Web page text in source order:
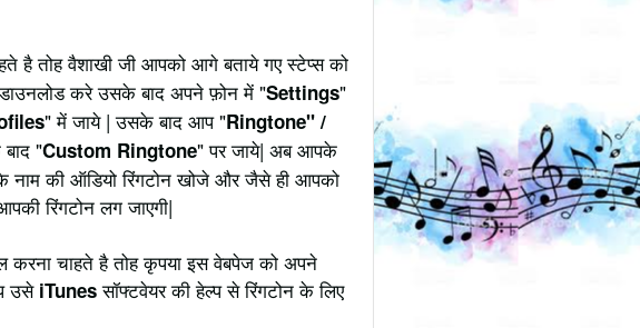
है तोह वैशाखी जी आपको आगे बताये गए स्टेप्स को
करे उसके बाद अपने फ़ोन में "Settings"
" में जाये | उसके बाद आप "Ringtone" /
"Custom Ringtone" पर जाये| अब आपके
नाम की ऑडियो रिंगटोन खोजे और जैसे ही आपको
रिंगटोन लग जाएगी|
चाहते है तोह कृपया इस वेबपेज को अपने
उसे iTunesसॉफ्टवेयर की हेल्प से रिंगटोन के लिए